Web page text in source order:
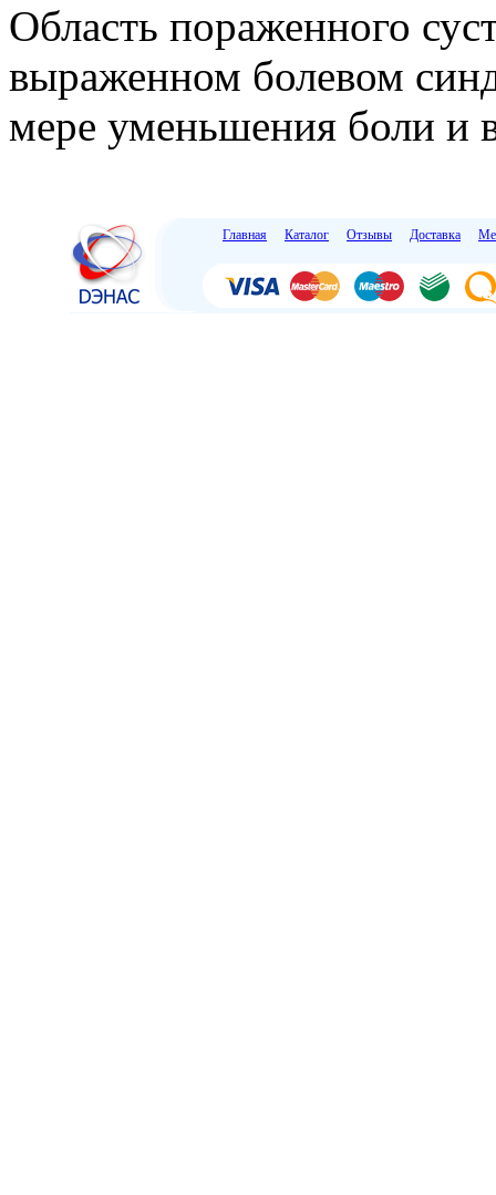
Область пораженного
выраженном болевом
мере уменьшения боли и
Главная Каталог Отзывы Доставка